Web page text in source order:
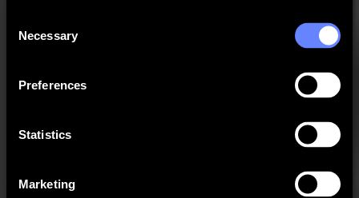
Selection
Necessary
Preferences
Statistics
Marketing
Legacy - SummaSign Series